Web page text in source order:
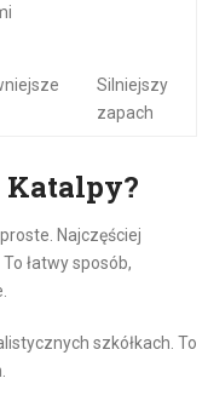
Silniejszy
zapach
Najczęściej
łatwy sposób,
szkółkach. To